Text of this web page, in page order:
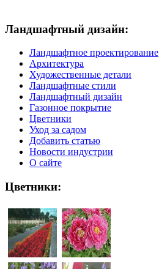
Ландшафтный дизайн:
Ландшафтное проектирование
Архитектура
Художественные детали
Ландшафтные стили
Ландшафтный дизайн
Газонное покрытие
Цветники
Уход за садом
Добавить статью
Новости индустрии
О сайте
Цветники: